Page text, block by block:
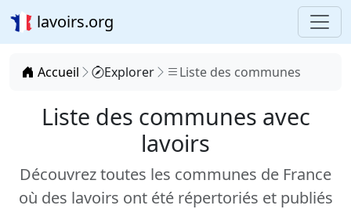
lavoirs.org
Accueil Explorer Liste des communes
Liste des communes avec
lavoirs
Découvrez toutes les communes de France
où des lavoirs ont été répertoriés et publiés